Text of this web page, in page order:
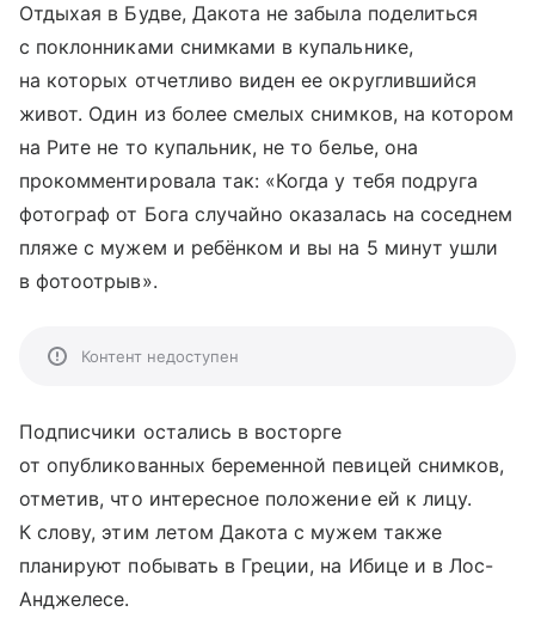
Отдыхая в Будве, Дакота не забыла поделиться
с поклонниками снимками в купальнике,
на которых отчетливо виден ее округлившийся
живот. Один из более смелых снимков, на котором
на Рите не то купальник, не то белье, она
прокомментировала так: «Когда у тебя подруга
фотограф от Бога случайно оказалась на соседнем
пляже с мужем и ребёнком и вы на 5 минут ушли
в фотоотрыв».
Контент недоступен
Подписчики остались в восторге
от опубликованных беременной певицей снимков,
отметив, что интересное положение ей к лицу.
К слову, этим летом Дакота с мужем также
планируют побывать в Греции, на Ибице и в Лос-
Анджелесе.